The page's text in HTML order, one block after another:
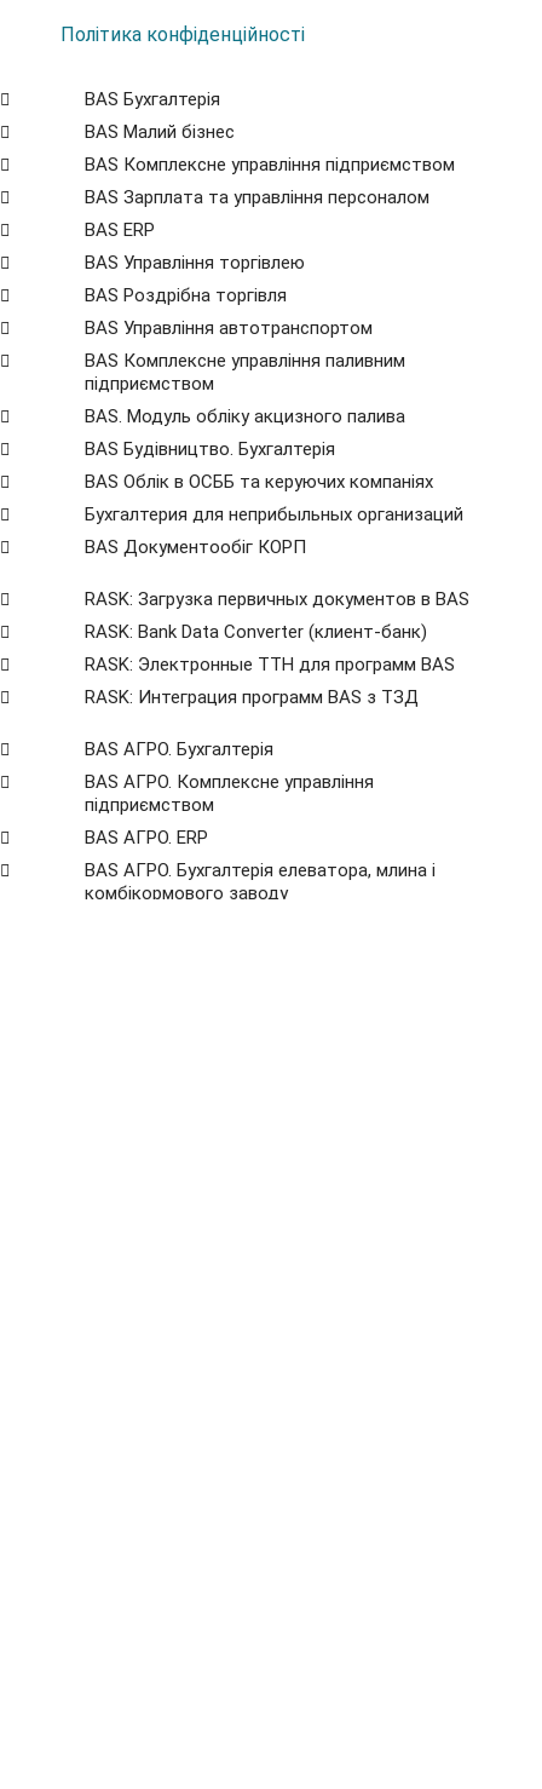
Політика конфіденційності
BAS Бухгалтерія
BAS Малий бізнес
BAS Комплексне управління підприємством
BAS Зарплата та управління персоналом
BAS ERP
BAS Управління торгівлею
BAS Роздрібна торгівля
BAS Управління автотранспортом
BAS Комплексне управління паливним
підприємством
BAS. Модуль обліку акцизного палива
BAS Будівництво. Бухгалтерія
BAS Облік в ОСББ та керуючих компаніях
Бухгалтерия для неприбыльных организаций
BAS Документообіг КОРП
RASK: Загрузка первичных документов в BAS
RASK: Bank Data Сonverter (клиент-банк)
RASK: Электронные ТТН для программ BAS
RASK: Интеграция программ BAS з ТЗД
BAS АГРО. Бухгалтерія
BAS АГРО. Комплексне управління
підприємством
BAS АГРО. ERP
BAS АГРО. Бухгалтерія елеватора, млина і
комбікормового заводу